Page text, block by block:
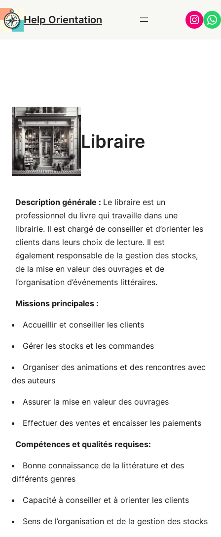
Aller
au
contenu
Help Orientation
Libraire
Description générale : Le libraire est un
professionnel du livre qui travaille dans une
librairie. Il est chargé de conseiller et d’orienter les
clients dans leurs choix de lecture. Il est
également responsable de la gestion des stocks,
de la mise en valeur des ouvrages et de
l’organisation d’événements littéraires.
Missions principales :
Accueillir et conseiller les clients
Gérer les stocks et les commandes
Organiser des animations et des rencontres avec
des auteurs
Assurer la mise en valeur des ouvrages
Effectuer des ventes et encaisser les paiements
Compétences et qualités requises:
Bonne connaissance de la littérature et des
différents genres
Capacité à conseiller et à orienter les clients
Sens de l’organisation et de la gestion des stocks